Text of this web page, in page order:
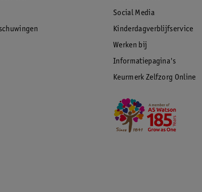
Social Media
Kinderdagverblijfservice
Werken bij
Informatiepagina's
Keurmerk Zelfzorg Online